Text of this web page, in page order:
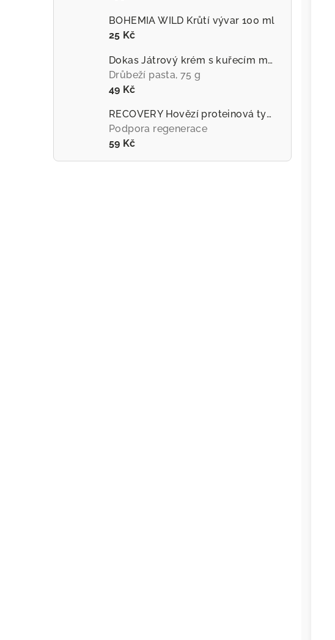
BOHEMIA WILD Krůtí vývar 100 ml
25 Kč
Dokas Játrový krém s kuřecím masem
Drůbeží pasta, 75 g
49 Kč
RECOVERY Hovězí proteinová tyčinka pro psy
Podpora regenerace
59 Kč